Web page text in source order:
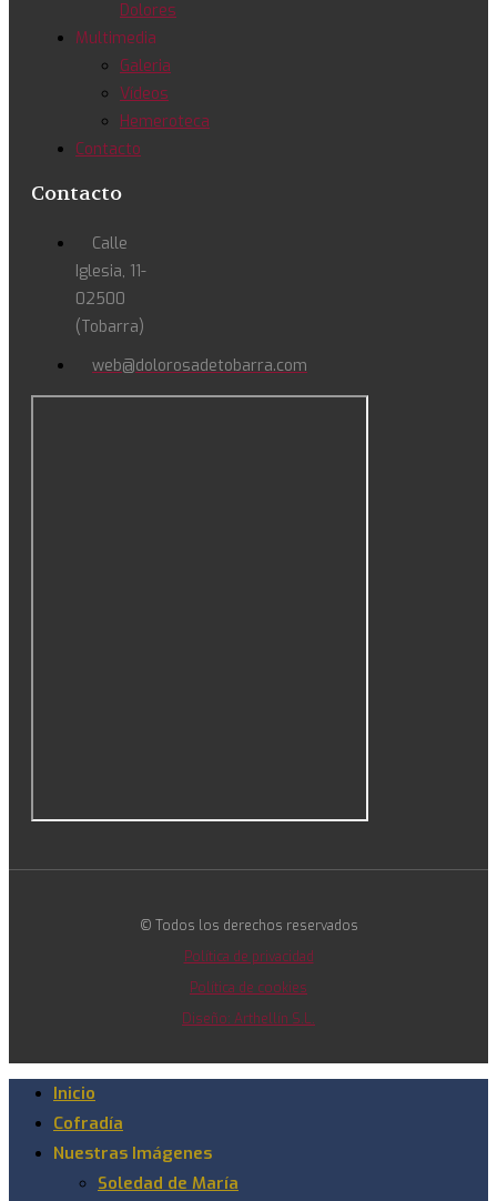
Dolores
Multimedia
Galeria
Vídeos
Hemeroteca
Contacto
Contacto
Calle
Iglesia, 11-
02500
(Tobarra)
web@dolorosadetobarra.com
© Todos los derechos reservados
Política de privacidad
Política de cookies
Diseño: Arthellín S.L.
Inicio
Cofradía
Nuestras Imágenes
Soledad de María